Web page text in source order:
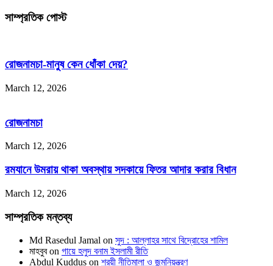
সাম্প্রতিক পোস্ট
রোজনামচা-মানুষ কেন ধোঁকা দেয়?
March 12, 2026
রোজনামচা
March 12, 2026
রমযানে উমরায় থাকা অবস্থায় সদকায়ে ফিতর আদার করার বিধান
March 12, 2026
সাম্প্রতিক মন্তব্য
Md Rasedul Jamal on সুদ : আল্লাহর সাথে বিদ্রোহের শামিল
মাহবুবon গায়ে হলুদ বনাম ইসলামী রীতি
Abdul Kuddus on শরয়ী নীতিমালা ও জন্মনিয়ন্ত্রণ